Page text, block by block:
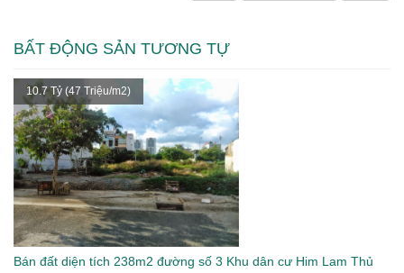
BẤT ĐỘNG SẢN TƯƠNG TỰ
10.7 Tỷ (47 Triệu/m2)
Bán đất diện tích 238m2 đường số 3 Khu dân cư Him Lam Thủ